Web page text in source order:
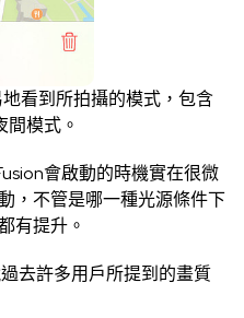
地看到所拍攝的模式，包含
間模式。
會啟動的時機實在很微
，不管是哪一種光源條件下
有提升。
去許多用戶所提到的畫質